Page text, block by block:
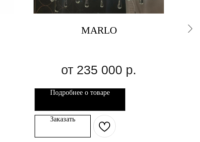
MARLO
235 000 р.
Подробнее о товаре
Заказать